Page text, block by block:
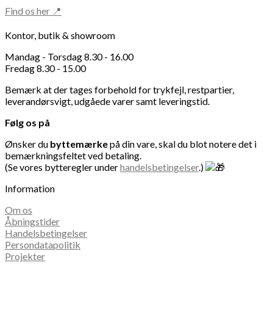
Find os her 📍
Kontor, butik & showroom
Mandag - Torsdag 8.30 - 16.00
Fredag 8.30 - 15.00
Bemærk at der tages forbehold for trykfejl, restpartier,
leverandørsvigt, udgåede varer samt leveringstid.
Følg os på
Ønsker du byttemærkepå din vare, skal du blot notere det i
bemærkningsfeltet ved betaling.
(Se vores bytteregler underhandelsbetingelser.)
Information
Om os
Åbningstider
Handelsbetingelser
Persondatapolitik
Projekter